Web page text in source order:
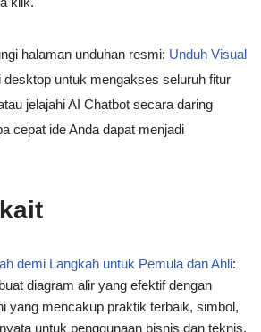
halaman unduhan resmi: Unduh Visual
desktop untuk mengakses seluruh fitur
jelajahi AI Chatbot secara daring
cepat ide Anda dapat menjadi
demi Langkah untuk Pemula dan Ahli:
diagram alir yang efektif dengan
yang mencakup praktik terbaik, simbol,
untuk penggunaan bisnis dan teknis.